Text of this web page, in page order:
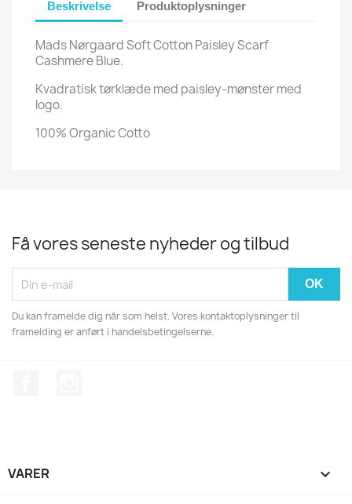
Beskrivelse Produktoplysninger
Mads Nørgaard Soft Cotton Paisley Scarf
Cashmere Blue.
Kvadratisk tørklæde med paisley-mønster med
logo.
100% Organic Cotto
Få vores seneste nyheder og tilbud
Du kan framelde dig når som helst. Vores kontaktoplysninger til
framelding er anført i handelsbetingelserne.
VARER 